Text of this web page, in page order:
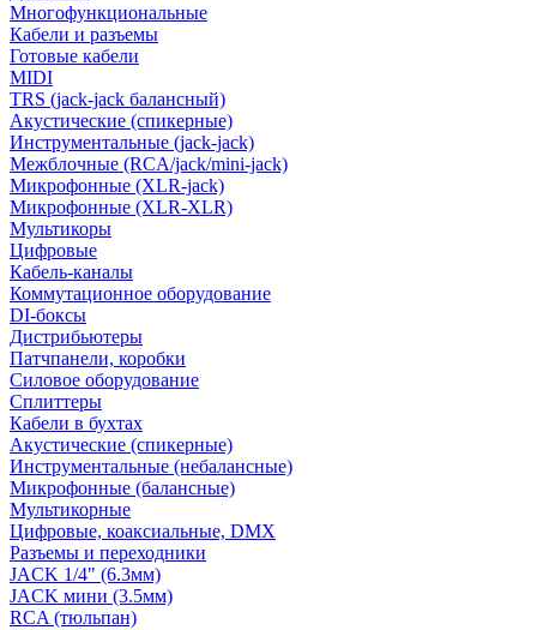
Многофункциональные
Кабели и разъемы
Готовые кабели
MIDI
TRS (jack-jack балансный)
Акустические (спикерные)
Инструментальные (jack-jack)
Межблочные (RCA/jack/mini-jack)
Микрофонные (XLR-jack)
Микрофонные (XLR-XLR)
Мультикоры
Цифровые
Кабель-каналы
Коммутационное оборудование
DI-боксы
Дистрибьютеры
Патчпанели, коробки
Силовое оборудование
Сплиттеры
Кабели в бухтах
Акустические (спикерные)
Инструментальные (небалансные)
Микрофонные (балансные)
Мультикорные
Цифровые, коаксиальные, DMX
Разъемы и переходники
JACK 1/4" (6.3мм)
JACK мини (3.5мм)
RCA (тюльпан)